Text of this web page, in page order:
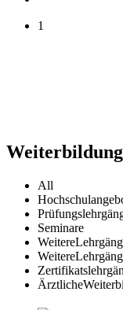
1
All
Seminare